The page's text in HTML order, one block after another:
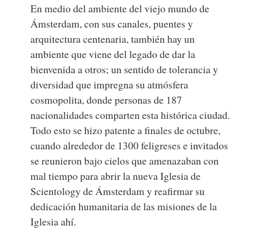
En medio del ambiente del viejo mundo de
Ámsterdam, con sus canales, puentes y
arquitectura centenaria, también hay un
ambiente que viene del legado de dar la
bienvenida a otros; un sentido de tolerancia y
diversidad que impregna su atmósfera
cosmopolita, donde personas de 187
nacionalidades comparten esta histórica ciudad.
Todo esto se hizo patente a finales de octubre,
cuando alrededor de 1300 feligreses e invitados
se reunieron bajo cielos que amenazaban con
mal tiempo para abrir la nueva Iglesia de
Scientology de Ámsterdam y reafirmar su
dedicación humanitaria de las misiones de la
Iglesia ahí.